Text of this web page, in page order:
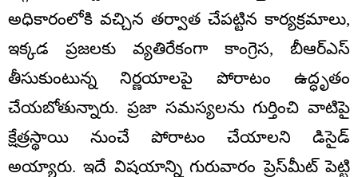
అధికారంలోకి వచ్చిన తర్వాత చేపట్టిన కార్యక్రమాలు,
ఇక్కడ ప్రజలకు వ్యతిరేకంగా కాంగ్రెస, బీఆర్‌ఎస్
తీసుకుంటున్న నిర్ణయాలపై పోరాటం ఉద్ధృతం
చేయబోతున్నారు. ప్రజా సమస్యలను గుర్తించి వాటిపై
క్షేత్రస్థాయి నుంచే పోరాటం చేయాలని డిసైడ్
అయ్యారు. ఇదే విషయాన్ని గురువారం ప్రెస్‌మీట్‌ పెట్టి